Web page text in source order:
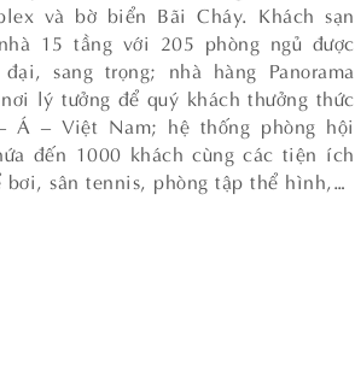
và bờ biển Bãi Cháy. Khách sạn
15 tầng với 205 phòng ngủ được
sang trọng; nhà hàng Panorama
lý tưởng để quý khách thưởng thức
Á – Việt Nam; hệ thống phòng hội
đến 1000 khách cùng các tiện ích
sân tennis, phòng tập thể hình,…